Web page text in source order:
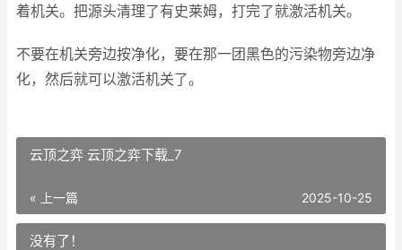
着机关。把源头清理了有史莱姆，打完了就激活机关。
不要在机关旁边按净化，要在那一团黑色的污染物旁边净
化，然后就可以激活机关了。
云顶之弈 云顶之弈下载_7
« 上一篇 2025-10-25
没有了！